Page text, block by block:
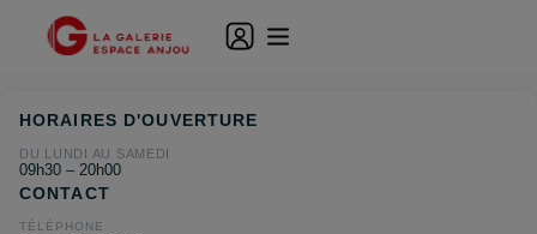
HORAIRES D'OUVERTURE
DU LUNDI AU SAMEDI
09h30 – 20h00
CONTACT
TÉLÉPHONE